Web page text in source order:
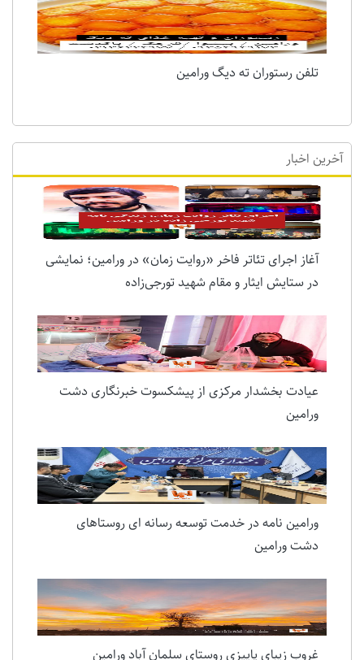
تلفن رستوران ته دیگ ورامین
آخرین اخبار
آغاز اجرای تئاتر فاخر «روایت زمان» در ورامین؛ نمایشی
در ستایش ایثار و مقام شهید تورجی‌زاده
عیادت بخشدار مرکزی از پیشکسوت خبرنگاری دشت
ورامین
ورامین نامه در خدمت توسعه رسانه ای روستاهای
دشت ورامین
غروب زیبای پاییزی روستای سلمان آباد ورامین